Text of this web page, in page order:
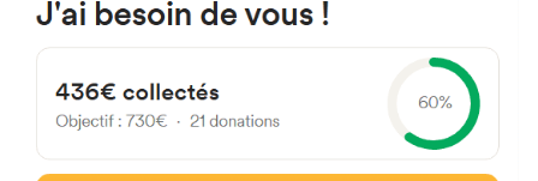
48550 Bizkaia Espagne
Etorbidea Fuente Vieja 8A